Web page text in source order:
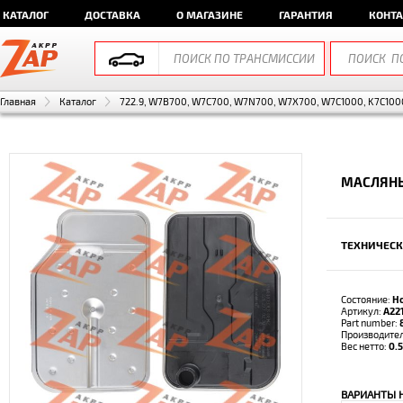
КАТАЛОГ ДОСТАВКА О МАГАЗИНЕ ГАРАНТИЯ
Главная Каталог 722.9, W7B700, W7C700, W7N700, W7X700, W7C1000,
Состояние:
Артикул:
Part number:
Вес нетто:
ВАРИАНТЫ